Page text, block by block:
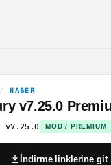
HABER
v7.25.0
v7.25.0 MOD / PREMIUM
İndirme linklerine git